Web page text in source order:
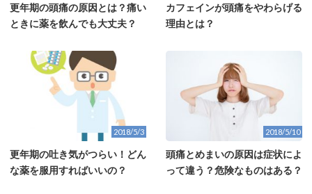
更年期の頭痛の原因とは？痛い
ときに薬を飲んでも大丈夫？
カフェインが頭痛をやわらげる
理由とは？
2018/5/3
更年期の吐き気がつらい！どん
な薬を服用すればいいの？
2018/5/10
頭痛とめまいの原因は症状によ
って違う？危険なものはある？